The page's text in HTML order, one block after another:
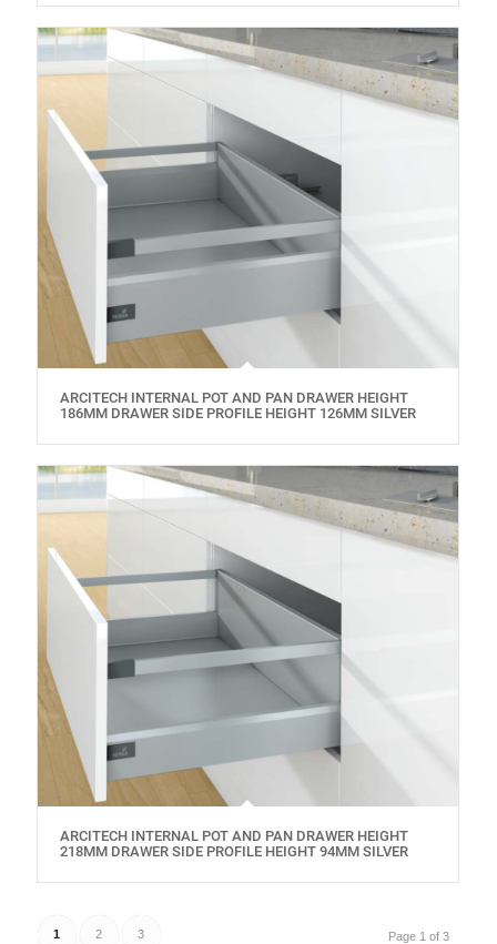
ARCITECH INTERNAL POT AND PAN DRAWER HEIGHT
186MM DRAWER SIDE PROFILE HEIGHT 126MM SILVER
ARCITECH INTERNAL POT AND PAN DRAWER HEIGHT
218MM DRAWER SIDE PROFILE HEIGHT 94MM SILVER
Page 1 of 3
1 2 3